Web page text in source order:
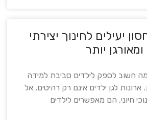
יעילים לחינוך יצירתי
ומאורגן יותר
חשוב לספק לילדים סביבת למידה
לגן ילדים אינם רק רהיטים, אל
חיוני. הם מאפשרים לילדים